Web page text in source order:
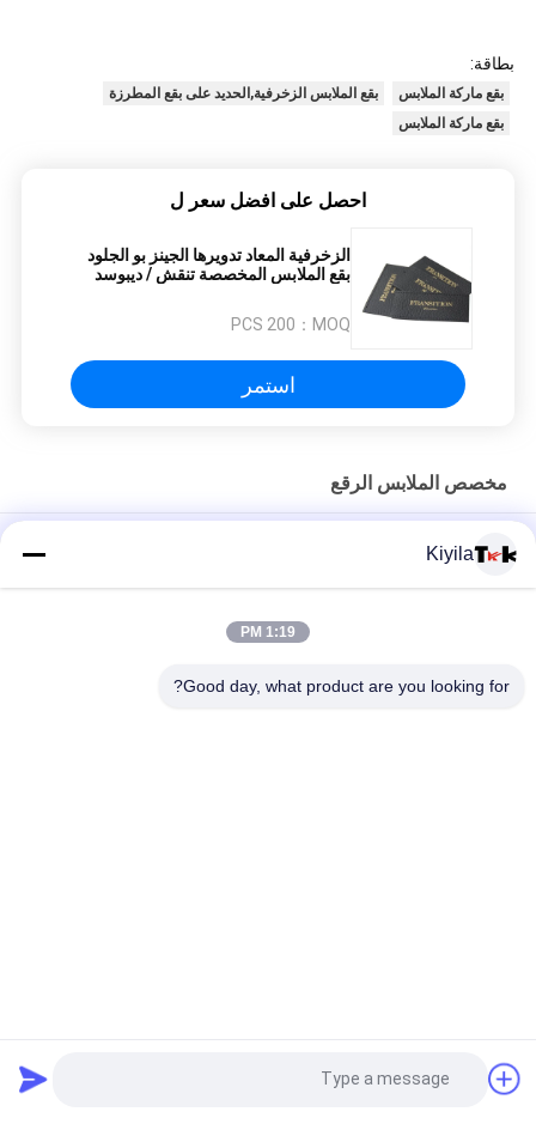
بطاقة:
بقع ماركة الملابس
بقع الملابس الزخرفية,الحديد على بقع المطرزة
بقع ماركة الملابس
احصل على افضل سعر ل
الزخرفية المعاد تدويرها الجينز بو الجلود
بقع الملابس المخصصة تنقش / ديبوسد
MOQ：
200 PCS
استمر
مخصص الملابس الرقع
الحجر الرخمي شعار المكواة على للقمصان قبعات DIY كريستال
ملصق سليكوني ملصق قابل للغسيل ملصقات فرشاة أسنان سليكونية
السيليكونية لتحويل الحرارة
بقع جلدية مزخرفة
Kiyila
1:19 PM
Good day, what product are you looking for?